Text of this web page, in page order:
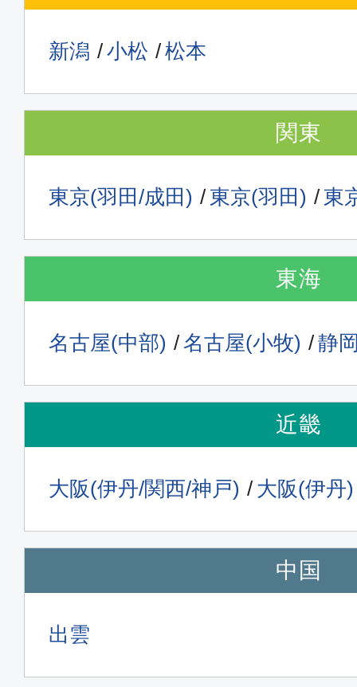
普通席
08:05
JAL306
普通席
09:10
JAL308
福岡
10:00
東京(
JAL310
福岡
11:00
東京(
JAL312
普通席
11:55
新潟 小松 松本
関東
東京(羽田/成田) 東京(羽田) 東
東海
名古屋(中部) 名古屋(小牧) 静
近畿
大阪(伊丹/関西/神戸) 大阪(伊丹)
中国
出雲